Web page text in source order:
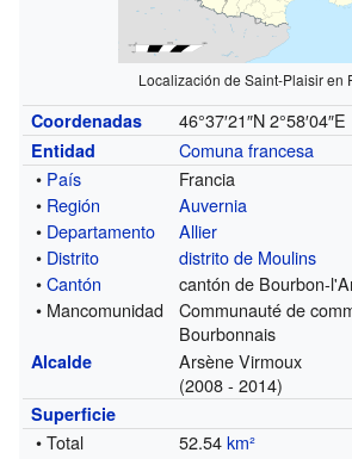
Localización de Saint-Plaisir en
Coordenadas 46°37′21″N 2°58′04″E
Entidad
Comuna francesa
• País
Francia
• Región
Auvernia
• Departamento
Allier
• Distrito
distrito de Moulins
•Cantón
cantón de Bourbon-
• Mancomunidad
Communauté de
Bourbonnais
Alcalde
Arsène Virmoux
(2008 - 2014)
Superficie
• Total 52.54km²